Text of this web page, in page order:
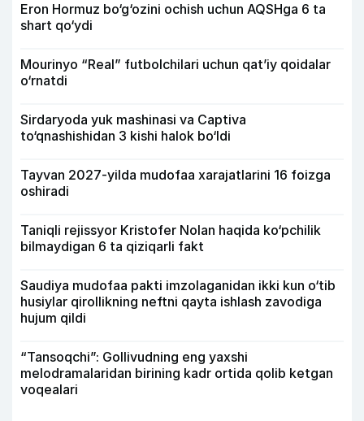
Eron Hormuz bo‘g‘ozini ochish uchun AQSHga 6 ta
shart qo‘ydi
Mourinyo “Real” futbolchilari uchun qat’iy qoidalar
o‘rnatdi
Sirdaryoda yuk mashinasi va Captiva
to‘qnashishidan 3 kishi halok bo‘ldi
Tayvan 2027-yilda mudofaa xarajatlarini 16 foizga
oshiradi
Taniqli rejissyor Kristofer Nolan haqida ko‘pchilik
bilmaydigan 6 ta qiziqarli fakt
Saudiya mudofaa pakti imzolaganidan ikki kun o‘tib
husiylar qirollikning neftni qayta ishlash zavodiga
hujum qildi
“Tansoqchi”: Gollivudning eng yaxshi
melodramalaridan birining kadr ortida qolib ketgan
voqealari